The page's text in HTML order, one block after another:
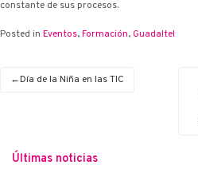
constante de sus procesos.
Posted in Eventos,Formación, Guadaltel
Día de la Niña en las TIC
Últimas noticias